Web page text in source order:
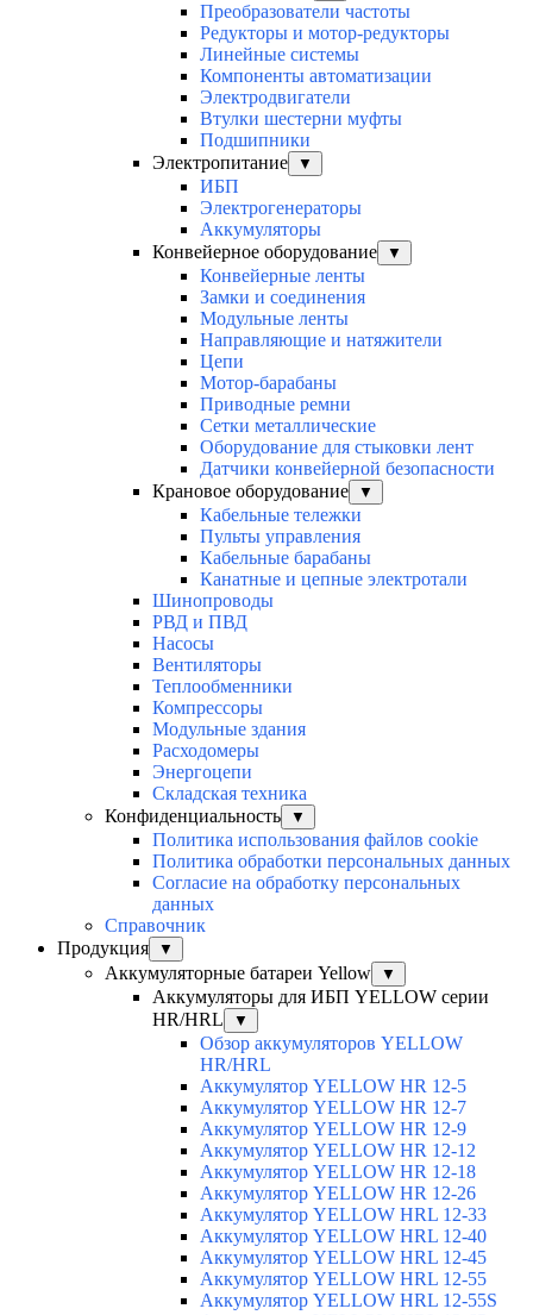
Преобразователи частоты
Редукторы и мотор-редукторы
Линейные системы
Компоненты автоматизации
Электродвигатели
Втулки шестерни муфты
Подшипники
Электропитание
▼
ИБП
Электрогенераторы
Аккумуляторы
Конвейерное оборудование
▼
Конвейерные ленты
Замки и соединения
Модульные ленты
Направляющие и натяжители
Цепи
Мотор-барабаны
Приводные ремни
Сетки металлические
Оборудование для стыковки лент
Датчики конвейерной безопасности
Крановое оборудование
▼
Кабельные тележки
Пульты управления
Кабельные барабаны
Канатные и цепные электротали
Шинопроводы
РВД и ПВД
Насосы
Вентиляторы
Теплообменники
Компрессоры
Модульные здания
Расходомеры
Энергоцепи
Складская техника
Конфиденциальность
▼
Политика использования файлов cookie
Политика обработки персональных данных
Согласие на обработку персональных
данных
Справочник
Продукция
▼
Аккумуляторные батареи Yellow ▼
Аккумуляторы для ИБП YELLOW серии
HR/HRL
▼
Обзор аккумуляторов YELLOW
HR/HRL
Аккумулятор YELLOW HR 12-5
Аккумулятор YELLOW HR 12-7
Аккумулятор YELLOW HR 12-9
Аккумулятор YELLOW HR 12-12
Аккумулятор YELLOW HR 12-18
Аккумулятор YELLOW HR 12-26
Аккумулятор YELLOW HRL 12-33
Аккумулятор YELLOW HRL 12-40
Аккумулятор YELLOW HRL 12-45
Аккумулятор YELLOW HRL 12-55
Аккумулятор YELLOW HRL 12-55S